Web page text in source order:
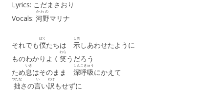
Lyrics: こだまさおり
Vocals: 河野
かわの
マリナ
それでも僕
ぼく
たちは 示
しめ
しあわせたように
ものわかりよく 笑
わら
うだろう
ため息
いき
はそのまま 深呼吸
しんこきゅう
にかえて
拙
つたな
さの言
い
い訳
わけ
もせずに